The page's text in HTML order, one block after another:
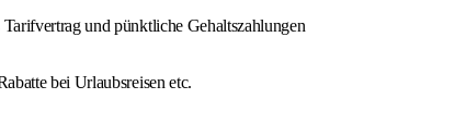
und pünktliche Gehaltszahlungen
bei Urlaubsreisen etc.